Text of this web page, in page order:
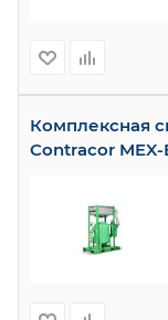
Комплексная
Contracor MEX-